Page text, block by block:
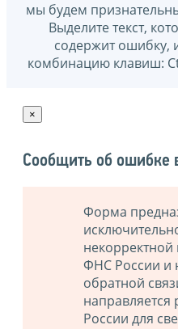
мы будем
Выделите текст,
содержит ошибку,
комбинацию клавиш:
×
Сообщить об ошибке
Форма
ФНС России и
обратной
направляется
России для